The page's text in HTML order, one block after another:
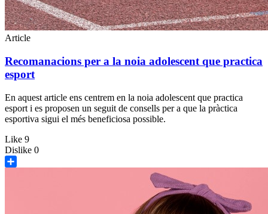
Article
Recomanacions per a la noia adolescent que practica
esport
En aquest article ens centrem en la noia adolescent que practica
esport i es proposen un seguit de consells per a que la pràctica
esportiva sigui el més beneficiosa possible.
Like 9
Dislike 0